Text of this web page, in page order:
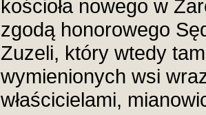
kościoła nowego w
zgodą honorowego
Zuzeli, który wtedy
wymienionych wsi
właścicielami,